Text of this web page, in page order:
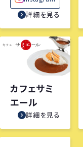
詳細を見る
カフェサミ
エール
詳細を見る